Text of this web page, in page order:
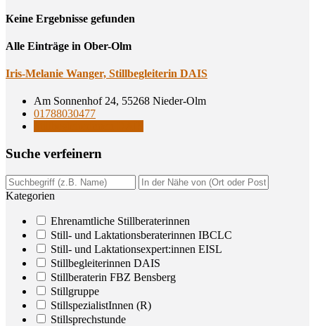
Кeine Ergebnisse gefunden
Alle Einträge in Ober-Olm
Iris-Mela­nie Wan­ger, Still­be­glei­te­rin DAIS
Am Sonnenhof 24, 55268 Nieder-Olm
01788030477
Suche ver­fei­nern
Kategorien
Ehrenamtliche Stillberaterinnen
Still- und Laktationsberaterinnen IBCLC
Still- und Laktationsexpert:innen EISL
Stillbegleiterinnen DAIS
Stillberaterin FBZ Bensberg
Stillgruppe
StillspezialistInnen (R)
Stillsprechstunde